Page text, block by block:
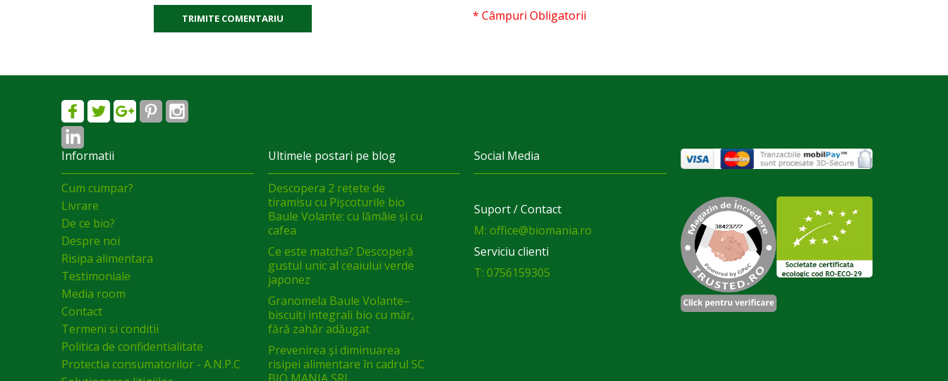
* Câmpuri Obligatorii
TRIMITE COMENTARIU
Informatii
Cum cumpar?
Livrare
De ce bio?
Despre noi
Risipa alimentara
Testimoniale
Media room
Contact
Termeni si conditii
Politica de confidentialitate
Protectia consumatorilor - A.N.P.C
Ultimele postari pe blog
Descopera 2 rețete de
tiramisu cu Pișcoturile bio
Baule Volante: cu lămâie și cu
cafea
Ce este matcha? Descoperă
gustul unic al ceaiului verde
japonez
Granomela Baule Volante–
biscuiți integrali bio cu măr,
fără zahăr adăugat
Prevenirea și diminuarea
risipei alimentare în cadrul SC
Social Media
Suport / Contact
M: office@biomania.ro
Serviciu clienti
T: 0756159305